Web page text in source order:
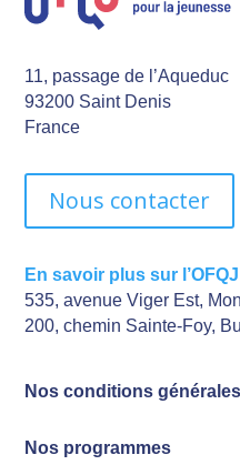
11, passage de l’Aqueduc
93200 Saint Denis
France
Nous contacter
En savoir plus sur
535, avenue Viger Est,
200, chemin Sainte-Foy,
Nos conditions générales
Nos programmes